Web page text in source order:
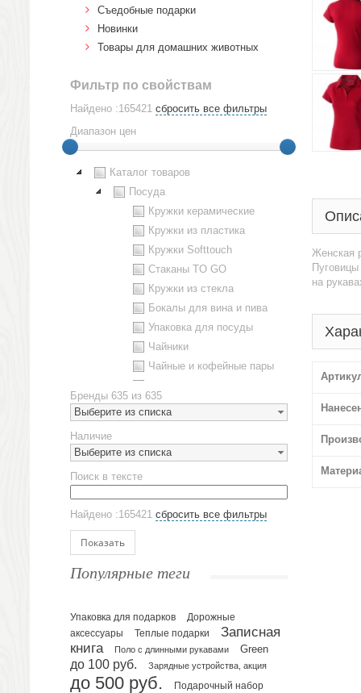
Женская
на
Cъедобные подарки
Новинки
Товары для домашних животных
Фильтр по свойствам
Найдено :165421 сбросить все фильтры
Диапазон цен
Каталог товаров
Посуда
Кружки керамические
Кружки из пластика
Кружки Softtouch
Стаканы TO GO
Кружки из стекла
Бокалы для вина и пива
Упаковка для посуды
Чайники
Чайные и кофейные пары
Наборы посуды
Предметы сервировки
Стаканы
Эко кружки
ЕВРОПОСУДА
Аксессуары
Ежедневники и блокноты
Датированные ежедневники
Планинги и телефонные книжки
Планинги датированные
Планинги недатированные
Бренды 635 из 635
Выберите из списка
Наличие
Выберите из списка
Поиск в тексте
Найдено :165421 сбросить все фильтры
Показать
Популярные теги
Упаковка для подарков
Дорожные
аксессуары
Теплые подарки
Записная
книга
Поло с длинными рукавами Green
до 100 руб. Зарядные устройства, акция
до 500 руб. Подарочный набор